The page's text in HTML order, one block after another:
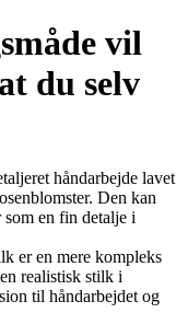
vil
du selv
håndarbejde lavet
Den kan
som en fin detalje i
er en mere kompleks
realistisk stilk i
til håndarbejdet og